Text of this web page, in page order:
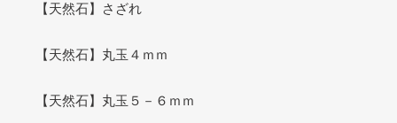
【天然石】さざれ
【天然石】丸玉４ｍｍ
【天然石】丸玉５－６ｍｍ